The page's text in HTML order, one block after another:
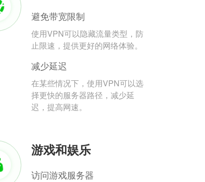
避免带宽限制
使用VPN可以隐藏流量类型，防
止限速，提供更好的网络体验。
减少延迟
在某些情况下，使用VPN可以选
择更快的服务器路径，减少延
迟，提高网速。
游戏和娱乐
访问游戏服务器